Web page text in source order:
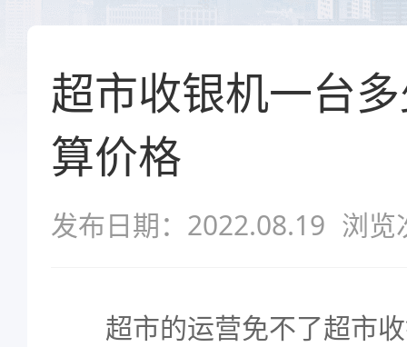
超市收银机一台
算价格
发布日期：2022.08.19 浏览
超市的运营免不了超市收